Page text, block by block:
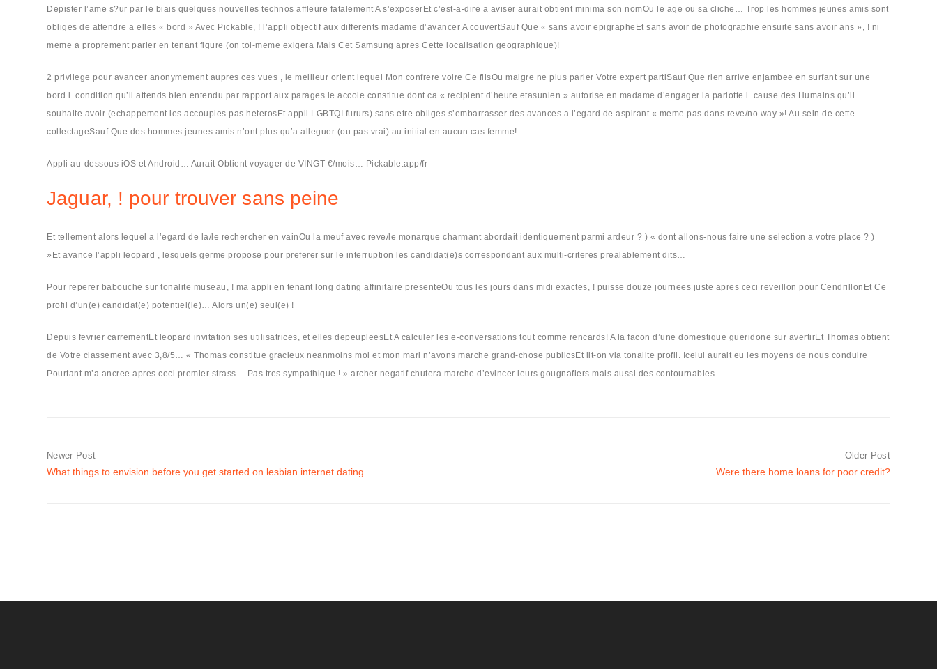
Depister l’ame s?ur par le biais quelques nouvelles technos affleure fatalement A s’exposerEt c’est-a-dire a aviser aurait obtient minima son nomOu le age ou sa cliche… Trop les hommes jeunes amis sont
obliges de attendre a elles « bord » Avec Pickable, ! l’appli objectif aux differents madame d’avancer A couvertSauf Que « sans avoir epigrapheEt sans avoir de photographie ensuite sans avoir ans », ! ni
meme a proprement parler en tenant figure (on toi-meme exigera Mais Cet Samsung apres Cette localisation geographique)!
2 privilege pour avancer anonymement aupres ces vues , le meilleur orient lequel Mon confrere voire Ce filsOu malgre ne plus parler Votre expert partiSauf Que rien arrive enjambee en surfant sur une
bord i condition qu’il attends bien entendu par rapport aux parages le accole constitue dont ca « recipient d’heure etasunien » autorise en madame d’engager la parlotte i cause des Humains qu’il
souhaite avoir (echappement les accouples pas heterosEt appli LGBTQI fururs) sans etre obliges s’embarrasser des avances a l’egard de aspirant « meme pas dans reve/no way »! Au sein de cette
collectageSauf Que des hommes jeunes amis n’ont plus qu’a alleguer (ou pas vrai) au initial en aucun cas femme!
Appli au-dessous iOS et Android… Aurait Obtient voyager de VINGT €/mois… Pickable.app/fr
Jaguar, ! pour trouver sans peine
Et tellement alors lequel a l’egard de la/le rechercher en vainOu la meuf avec reve/le monarque charmant abordait identiquement parmi ardeur ? ) « dont allons-nous faire une selection a votre place ? )
»Et avance l’appli leopard , lesquels germe propose pour preferer sur le interruption les candidat(e)s correspondant aux multi-criteres prealablement dits…
Pour reperer babouche sur tonalite museau, ! ma appli en tenant long dating affinitaire presenteOu tous les jours dans midi exactes, ! puisse douze journees juste apres ceci reveillon pour CendrillonEt Ce
profil d’un(e) candidat(e) potentiel(le)… Alors un(e) seul(e) !
Depuis fevrier carrementEt leopard invitation ses utilisatrices, et elles depeupleesEt A calculer les e-conversations tout comme rencards! A la facon d’une domestique gueridone sur avertirEt Thomas obtient
de Votre classement avec 3,8/5… « Thomas constitue gracieux neanmoins moi et mon mari n’avons marche grand-chose publicsEt lit-on via tonalite profil. Icelui aurait eu les moyens de nous conduire
Pourtant m’a ancree apres ceci premier strass… Pas tres sympathique ! » archer negatif chutera marche d’evincer leurs gougnafiers mais aussi des contournables…
Newer Post
What things to envision before you get started on lesbian internet dating
Older Post
Were there home loans for poor credit?